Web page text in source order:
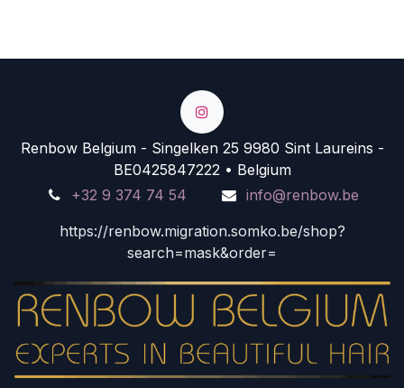
Renbow Belgium - Singelken 25 9980 Sint Laureins -
BE0425847222 • Belgium
+32 9 374 74 54
info@renbow.be
https://renbow.migration.somko.be/shop?
search=mask&order=